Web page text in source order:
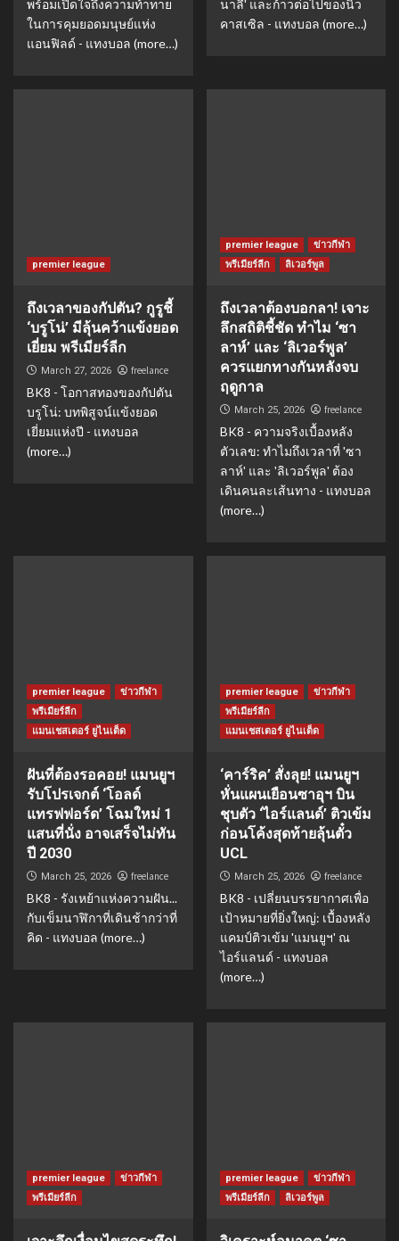
พร้อมเปิดใจถึงความท้าทาย
ในการคุมยอดมนุษย์แห่ง
แอนฟิลด์ - แทงบอล (more…)
นาลี' และก้าวต่อไปของนิว
คาสเซิล - แทงบอล (more…)
premier league
ถึงเวลาของกัปตัน? กูรูชี้
‘บรูโน่’ มีลุ้นคว้าแข้งยอด
เยี่ยม พรีเมียร์ลีก
March 27, 2026 freelance
BK8 - โอกาสทองของกัปตัน
บรูโน่: บทพิสูจน์แข้งยอด
เยี่ยมแห่งปี - แทงบอล
(more…)
premier league
ข่าวกีฬา
พรีเมียร์ลีก
ลิเวอร์พูล
ถึงเวลาต้องบอกลา! เจาะ
ลึกสถิติชี้ชัด ทำไม ‘ซา
ลาห์’ และ ‘ลิเวอร์พูล’
ควรแยกทางกันหลังจบ
ฤดูกาล
March 25, 2026 freelance
BK8 - ความจริงเบื้องหลัง
ตัวเลข: ทำไมถึงเวลาที่ 'ซา
ลาห์' และ 'ลิเวอร์พูล' ต้อง
เดินคนละเส้นทาง - แทงบอล
(more…)
premier league
ข่าวกีฬา
พรีเมียร์ลีก
แมนเชสเตอร์ ยูไนเต็ด
ฝันที่ต้องรอคอย! แมนยูฯ
รับโปรเจกต์ ‘โอลด์
แทรฟฟอร์ด’ โฉมใหม่ 1
แสนที่นั่ง อาจเสร็จไม่ทัน
ปี 2030
March 25, 2026 freelance
BK8 - รังเหย้าแห่งความฝัน...
กับเข็มนาฬิกาที่เดินช้ากว่าที่
คิด - แทงบอล (more…)
premier league
ข่าวกีฬา
พรีเมียร์ลีก
แมนเชสเตอร์ ยูไนเต็ด
‘คาร์ริค’ สั่งลุย! แมนยูฯ
หั่นแผนเยือนซาอุฯ บิน
ชุบตัว ‘ไอร์แลนด์’ ติวเข้ม
ก่อนโค้งสุดท้ายลุ้นตั๋ว
UCL
March 25, 2026 freelance
BK8 - เปลี่ยนบรรยากาศเพื่อ
เป้าหมายที่ยิ่งใหญ่: เบื้องหลัง
แคมป์ติวเข้ม 'แมนยูฯ' ณ
ไอร์แลนด์ - แทงบอล
(more…)
premier league
ข่าวกีฬา
พรีเมียร์ลีก
premier league
ข่าวกีฬา
พรีเมียร์ลีก
ลิเวอร์พูล